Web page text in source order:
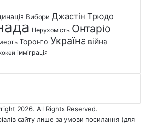
Вибори Джастін Трюдо
Нерухомість Онтаріо
Торонто Україна війна
імміграція
2026. All Rights Reserved.
сайту лише за умови посилання (для